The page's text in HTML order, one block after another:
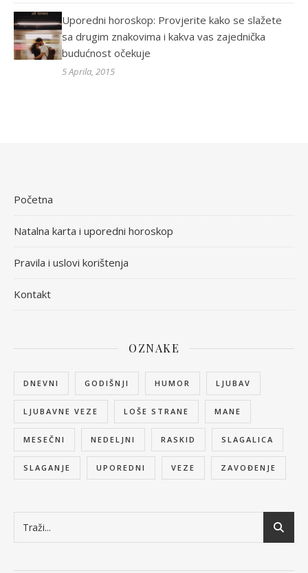
Uporedni horoskop: Provjerite kako se slažete
sa drugim znakovima i kakva vas zajednička
budućnost očekuje
5 Aprila, 2015
Početna
Natalna karta i uporedni horoskop
Pravila i uslovi korištenja
Kontakt
OZNAKE
DNEVNI GODIŠNJI HUMOR LJUBAV
LJUBAVNE VEZE LOŠE STRANE MANE
MESEČNI NEDELJNI RASKID SLAGALICA
SLAGANJE UPOREDNI VEZE ZAVOĐENJE